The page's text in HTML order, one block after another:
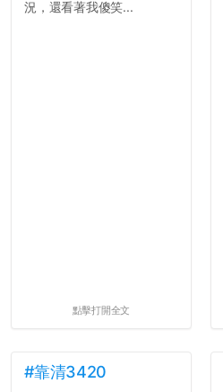
況，還看著我傻笑...
點擊打開全文
#靠清3420